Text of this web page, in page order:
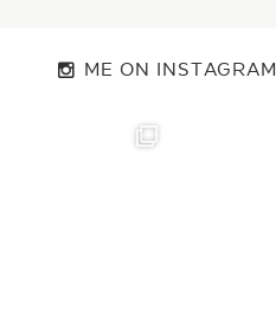
ME ON INSTAGRAM